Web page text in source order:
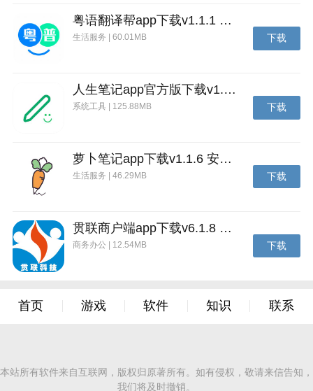
粤语翻译帮app下载v1.1.1 安卓版
生活服务 | 60.01MB 下载
人生笔记app官方版下载v1.19.4 安卓版
系统工具 | 125.88MB 下载
萝卜笔记app下载v1.1.6 安卓版
生活服务 | 46.29MB 下载
贯联商户端app下载v6.1.8 安卓版
商务办公 | 12.54MB 下载
首页 游戏 软件 知识 联系
本站所有软件来自互联网，版权归原著所有。如有侵权，敬请来信告知，
我们将及时撤销。